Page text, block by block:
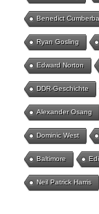
Benedict
Ryan Gosling
Edward Norton
DDR-Geschichte
Alexander Osang
Dominic West
Baltimore
Neil Patrick Harris